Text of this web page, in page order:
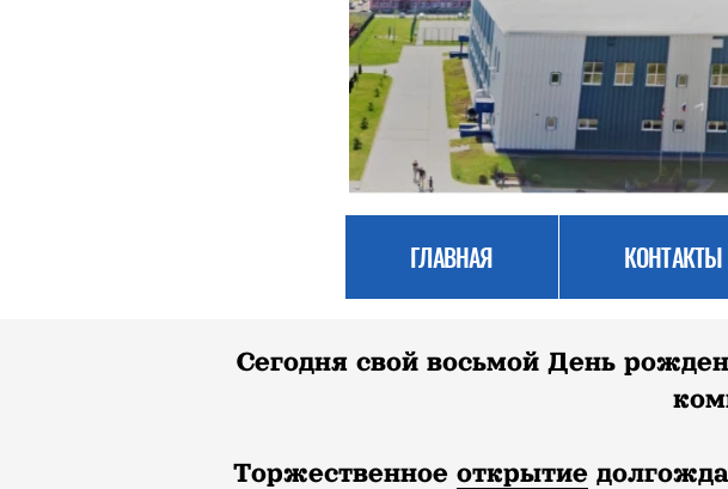
ГЛАВНАЯ КОНТАКТЫ
Сегодня свой восьмой День
Торжественное открытие